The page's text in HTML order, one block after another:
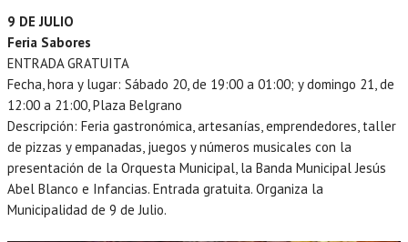
9 DE JULIO
Feria Sabores
ENTRADA GRATUITA
Fecha, hora y lugar: Sábado 20, de 19:00 a 01:00; y domingo 21, de
12:00 a 21:00, Plaza Belgrano
Descripción: Feria gastronómica, artesanías, emprendedores, taller
de pizzas y empanadas, juegos y números musicales con la
presentación de la Orquesta Municipal, la Banda Municipal Jesús
Abel Blanco e Infancias. Entrada gratuita. Organiza la
Municipalidad de 9 de Julio.